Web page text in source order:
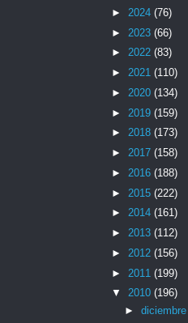
► 2024 (76)
► 2023 (66)
► 2022 (83)
► 2021 (110)
► 2020 (134)
► 2019 (159)
► 2018 (173)
► 2017 (158)
► 2016 (188)
► 2015 (222)
► 2014 (161)
► 2013 (112)
► 2012 (156)
► 2011 (199)
▼ 2010 (196)
► diciembre